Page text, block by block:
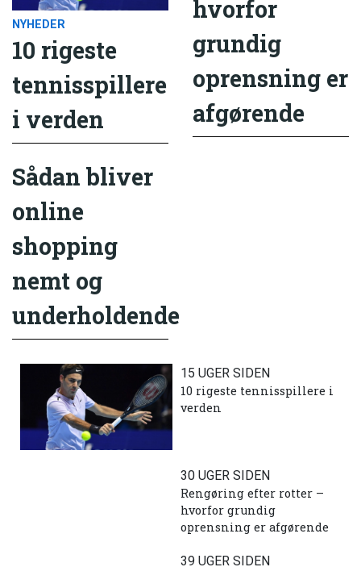
NYHEDER
10 rigeste
tennisspillere
i verden
hvorfor
grundig
oprensning er
afgørende
Sådan bliver
online
shopping
nemt og
underholdende
15 UGER SIDEN
10 rigeste tennisspillere i
verden
30 UGER SIDEN
Rengøring efter rotter –
hvorfor grundig
oprensning er afgørende
39 UGER SIDEN